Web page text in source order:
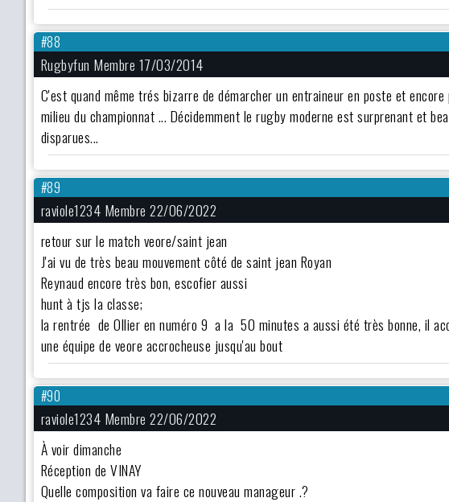
#88
Rugbyfun Membre 17/03/2014
C'est quand même trés bizarre de démarcher un entraineur en poste et
milieu du championnat ... Décidemment le rugby moderne est surprenant et
disparues...
#89
raviole1234 Membre 22/06/2022
retour sur le match veore/saint jean
J'ai vu de très beau mouvement côté de saint jean Royan
Reynaud encore très bon, escofier aussi
hunt à tjs la classe;
la rentrée de Ollier en numéro 9 a la 50 minutes a aussi été très bonne, il
une équipe de veore accrocheuse jusqu'au bout
#90
raviole1234 Membre 22/06/2022
À voir dimanche
Réception de VINAY
Quelle composition va faire ce nouveau manageur .?